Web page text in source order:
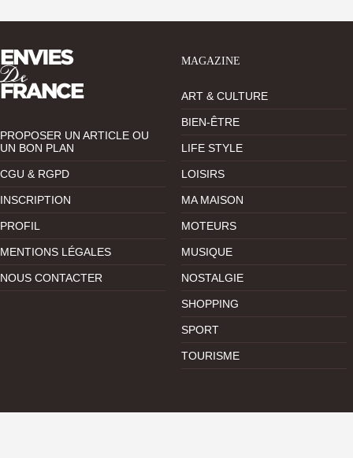
PROPOSER UN ARTICLE OU
UN BON PLAN
CGU & RGPD
INSCRIPTION
PROFIL
MENTIONS LÉGALES
NOUS CONTACTER
MAGAZINE
ART & CULTURE
BIEN-ÊTRE
LIFE STYLE
LOISIRS
MA MAISON
MOTEURS
MUSIQUE
NOSTALGIE
SHOPPING
SPORT
TOURISME